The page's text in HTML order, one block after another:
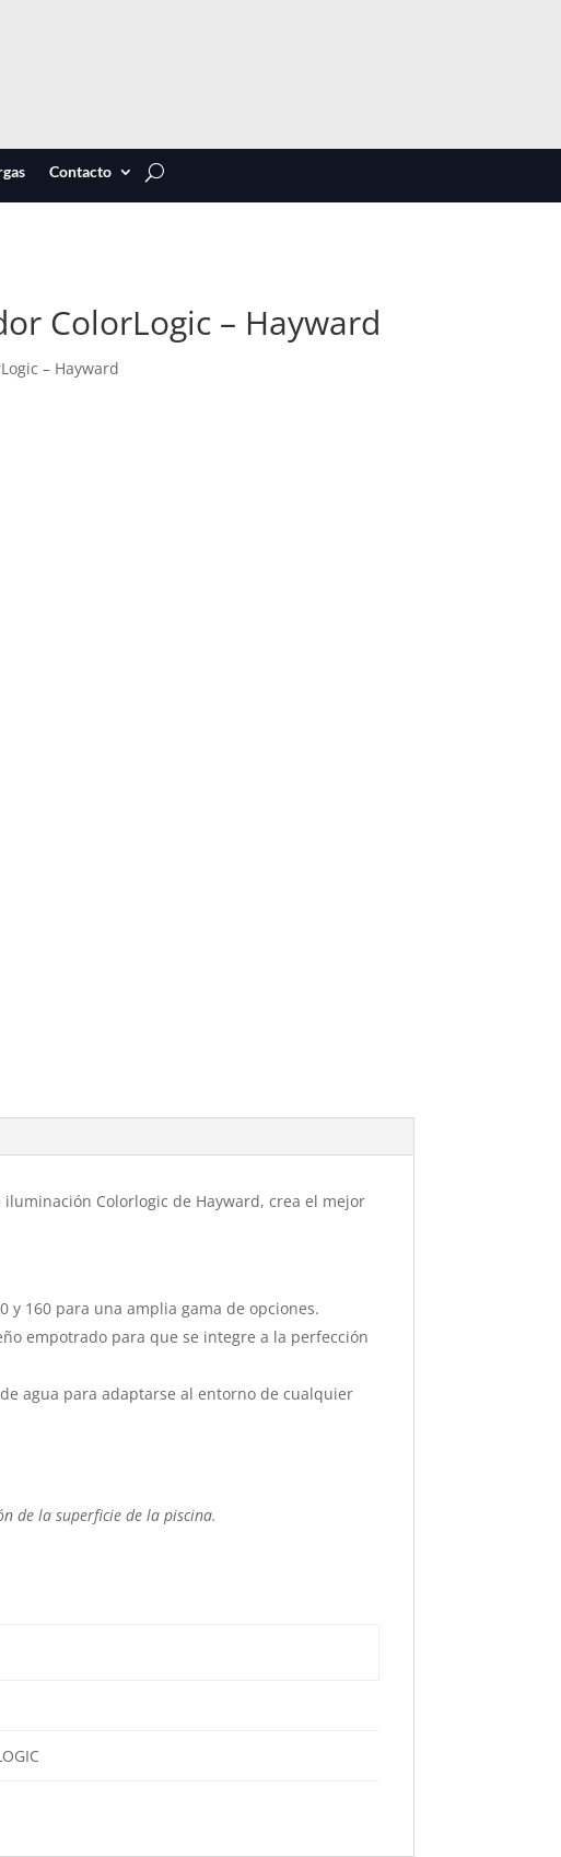
Contacto
ColorLogic – Hayward
– Hayward
Colorlogic de Hayward, crea el mejor
y 160 para una amplia gama de opciones.
empotrado para que se integre a la perfección
agua para adaptarse al entorno de cualquier
de la superficie de la piscina.